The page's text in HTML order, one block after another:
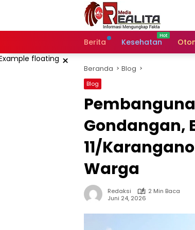
Berita Kesehatan
× Beranda Blog
Blog
Gondangan,
11/
Warga
Redaksi
2 Min Baca
Juni 24, 2026